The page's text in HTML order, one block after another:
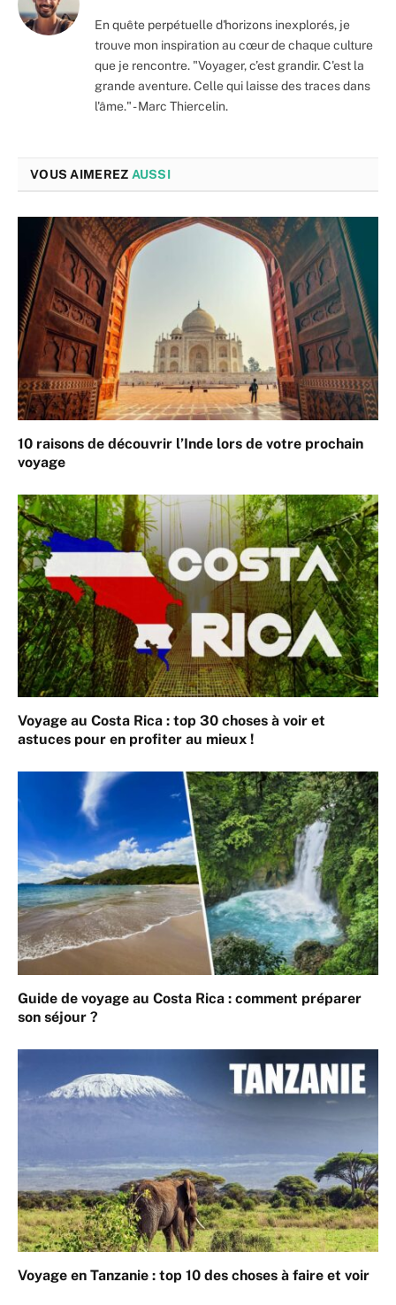
En quête perpétuelle d'horizons inexplorés, je
trouve mon inspiration au cœur de chaque culture
que je rencontre. "Voyager, c’est grandir. C'est la
grande aventure. Celle qui laisse des traces dans
l'âme." - Marc Thiercelin.
VOUS AIMEREZ AUSSI
10 raisons de découvrir l’Inde lors de votre prochain
voyage
Voyage au Costa Rica : top 30 choses à voir et
astuces pour en profiter au mieux !
Guide de voyage au Costa Rica : comment préparer
son séjour ?
Voyage en Tanzanie : top 10 des choses à faire et voir